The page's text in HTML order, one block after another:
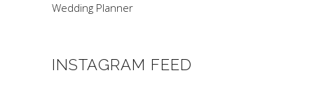
Wedding Planner
INSTAGRAM FEED